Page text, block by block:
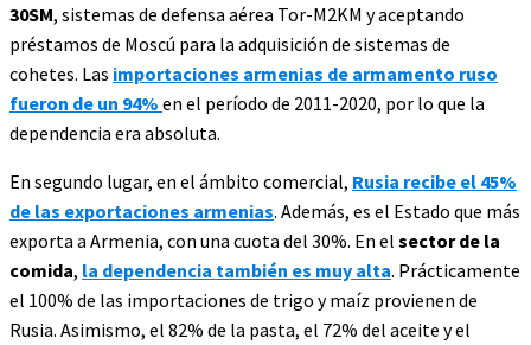
30SM, sistemas de defensa aérea Tor-M2KM y aceptando
préstamos de Moscú para la adquisición de sistemas de
cohetes. Las importaciones armenias de armamento ruso
fueron de un 94% en el período de 2011-2020, por lo que la
dependencia era absoluta.
En segundo lugar, en el ámbito comercial, Rusia recibe el 45%
de las exportaciones armenias. Además, es el Estado que más
exporta a Armenia, con una cuota del 30%. En el sector de la
comida, la dependencia también es muy alta. Prácticamente
el 100% de las importaciones de trigo y maíz provienen de
Rusia. Asimismo, el 82% de la pasta, el 72% del aceite y el